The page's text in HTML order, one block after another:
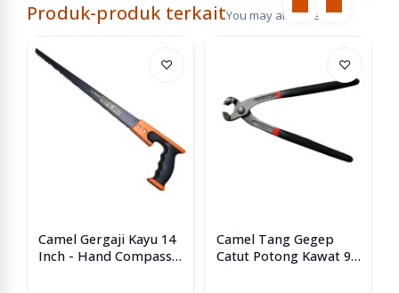
Produk-produk terkaitYou may also like
♡
Camel Gergaji Kayu 14
Inch - Hand Compass
♡
Camel Tang Gegep
Catut Potong Kawat 9